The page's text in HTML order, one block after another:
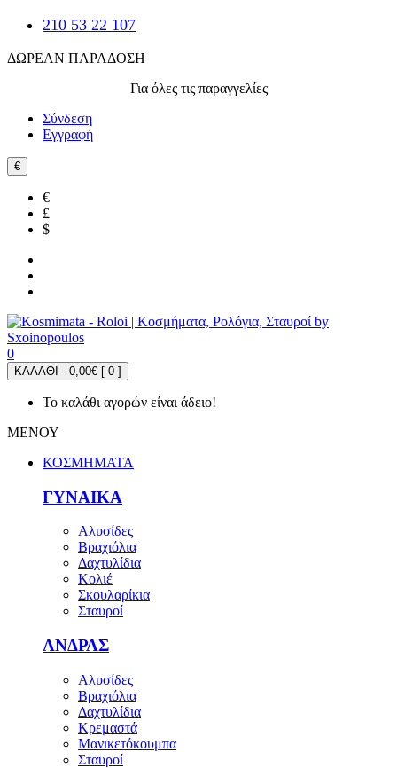
210 53 22 107
ΔΩΡΕΑΝ ΠΑΡΑΔΟΣΗ
Για όλες τις παραγγελίες
Σύνδεση
Εγγραφή
€
€
£
$
0
ΚΑΛΑΘΙ - 0,00€ [ 0 ]
Το καλάθι αγορών είναι άδειο!
ΜΕΝΟΥ
ΚΟΣΜΗΜΑΤΑ
ΓΥΝΑΙΚΑ
Αλυσίδες
Βραχιόλια
Δαχτυλίδια
Κολιέ
Σκουλαρίκια
Σταυροί
ΑΝΔΡΑΣ
Αλυσίδες
Βραχιόλια
Δαχτυλίδια
Κρεμαστά
Μανικετόκουμπα
Σταυροί